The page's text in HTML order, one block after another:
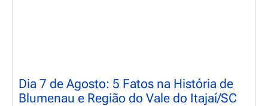
Dia 7 de Agosto: 5 Fatos na História de
Blumenau e Região do Vale do Itajaí/SC